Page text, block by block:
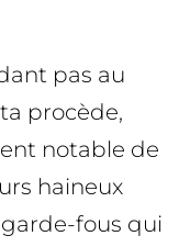
pas au
procède,
notable de
haineux
fous qui